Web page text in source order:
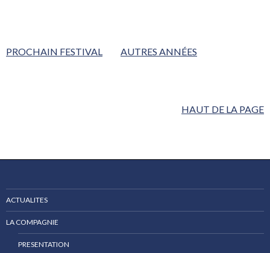
PROCHAIN FESTIVAL AUTRES ANNÉES
HAUT DE LA PAGE
ACTUALITES
LA COMPAGNIE
PRESENTATION